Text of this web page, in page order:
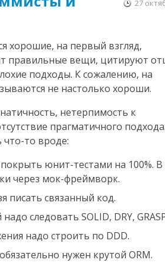
27
хорошие, на первый взгляд,
правильные вещи, цитируют
подходы. К сожалению, на
не настолько хороши.
нетерпимость к
прагматичного
то вроде:
юнит-тестами на 100%. В
через мок-фреймворк.
писать связанный код.
следовать SOLID, DRY,
надо строить по DDD.
нужен крутой ORM.